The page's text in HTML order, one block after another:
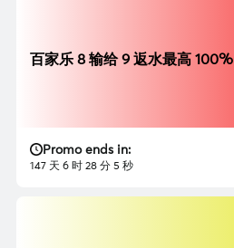
百家乐 8 输给 9 返水最高 100%
Promo ends in:
147 天 6 时 28 分 3 秒